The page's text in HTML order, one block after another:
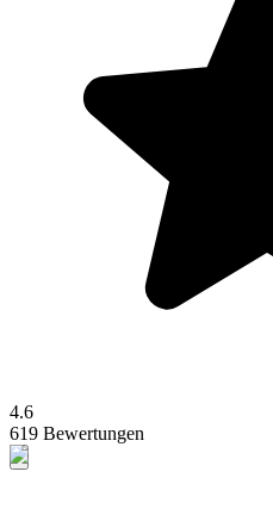
4.6
619 Bewertungen